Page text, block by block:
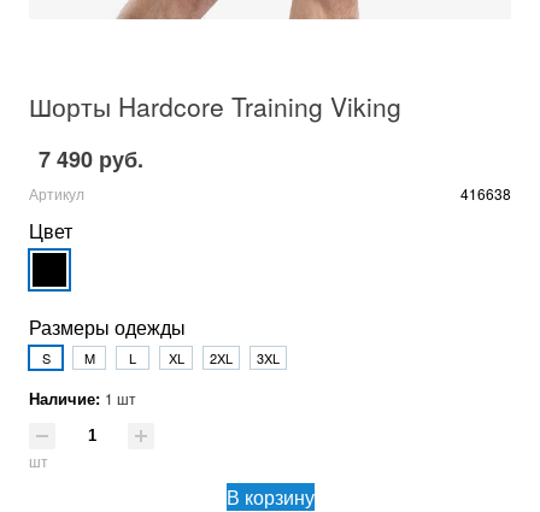
Шорты Hardcore Training Viking
7 490 руб.
Артикул 416638
Цвет
Размеры одежды
S M L XL 2XL 3XL
Наличие: 1 шт
шт
В корзину